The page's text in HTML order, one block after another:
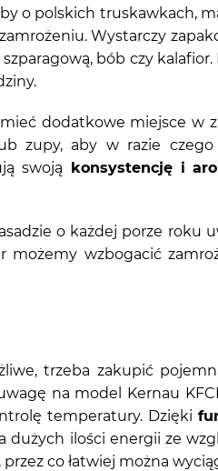
o polskich truskawkach,
Wystarczy
bób czy
dodatkowe miejsce w
zupy, aby w razie
swoją konsystencję i
o każdej porze roku
możemy wzbogacić
trzeba zakupić
na model Kernau
temperatury. Dzięki
dużych ilości energii ze
co łatwiej można